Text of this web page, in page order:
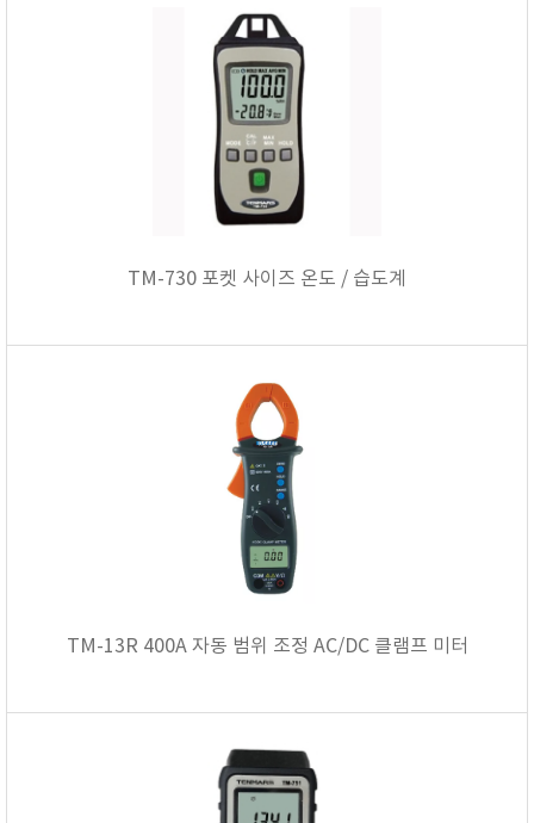
TM-730 포켓 사이즈 온도 / 습도계
TM-13R 400A 자동 범위 조정 AC/DC 클램프 미터